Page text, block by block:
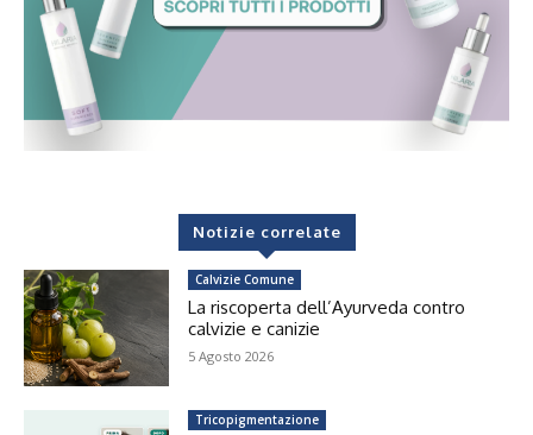
Notizie correlate
Calvizie Comune
La riscoperta dell’Ayurveda contro
calvizie e canizie
5 Agosto 2026
Tricopigmentazione